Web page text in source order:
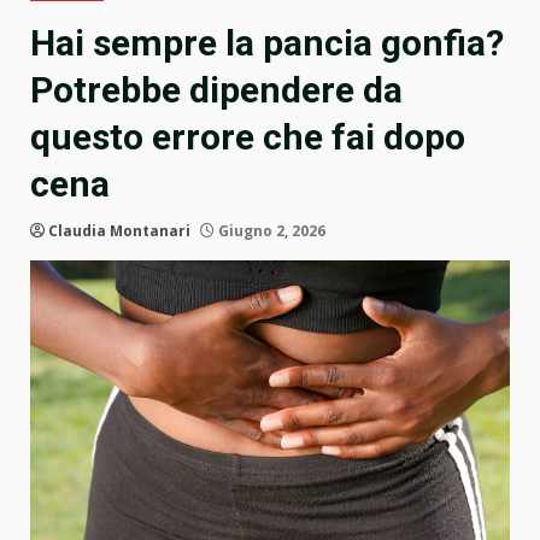
Hai sempre la pancia gonfia?
Potrebbe dipendere da
questo errore che fai dopo
cena
Claudia Montanari Giugno 2, 2026